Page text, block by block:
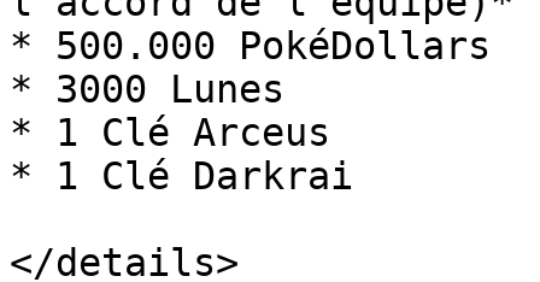
* 500.000 PokéDollars
* 3000 Lunes
* 1 Clé Arceus
* 1 Clé Darkrai
</details>